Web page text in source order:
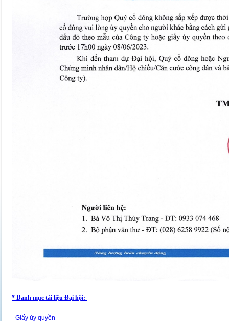
* Danh mục tài liệu Đại hội:
- Giấy ủy quyền